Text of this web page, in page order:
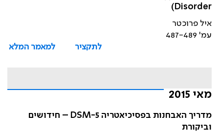
Disorder)
איל פרוכטר
עמ' 487-489
לתקציר
למאמר המלא
מאי 2015
מדריך האבחנות בפסיכיאטריה DSM-5 – חידושים
וביקורת